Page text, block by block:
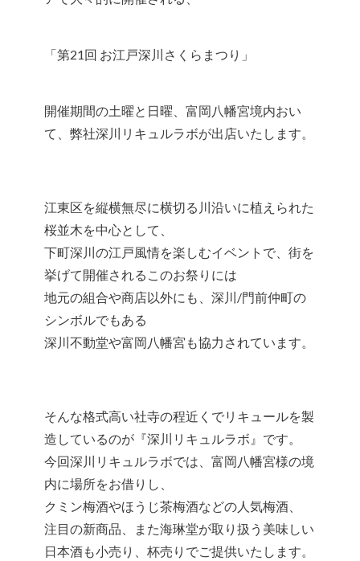
「第21回 お江戸深川さくらまつり」
開催期間の土曜と日曜、富岡八幡宮境内おい
て、弊社深川リキュルラボが出店いたします。
江東区を縦横無尽に横切る川沿いに植えられた
桜並木を中心として、
下町深川の江戸風情を楽しむイベントで、街を
挙げて開催されるこのお祭りには
地元の組合や商店以外にも、深川/門前仲町の
シンボルでもある
深川不動堂や富岡八幡宮も協力されています。
そんな格式高い社寺の程近くでリキュールを製
造しているのが『深川リキュルラボ』です。
今回深川リキュルラボでは、富岡八幡宮様の境
内に場所をお借りし、
クミン梅酒やほうじ茶梅酒などの人気梅酒、
注目の新商品、また海琳堂が取り扱う美味しい
日本酒も小売り、杯売りでご提供いたします。